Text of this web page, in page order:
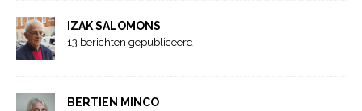
IZAK SALOMONS
13 berichten gepubliceerd
BERTIEN MINCO